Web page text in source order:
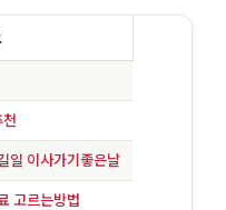
일 이사가기좋은날
고르는방법